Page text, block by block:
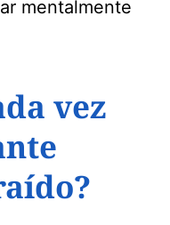
mentalmente
vez